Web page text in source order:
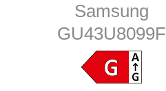
Samsung
GU43U8099F